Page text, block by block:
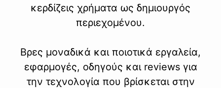
κερδίζεις χρήματα ως δημιουργός
περιεχομένου.
Βρες μοναδικά και ποιοτικά εργαλεία,
εφαρμογές, οδηγούς και reviews για
την τεχνολογία που βρίσκεται στην